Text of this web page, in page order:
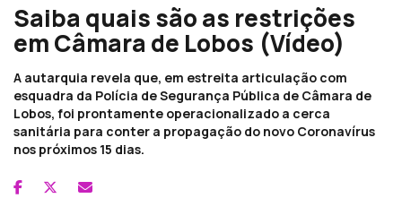
Saiba quais são as restrições
em Câmara de Lobos (Vídeo)
A autarquia revela que, em estreita articulação com
esquadra da Polícia de Segurança Pública de Câmara de
Lobos, foi prontamente operacionalizado a cerca
sanitária para conter a propagação do novo Coronavírus
nos próximos 15 dias.